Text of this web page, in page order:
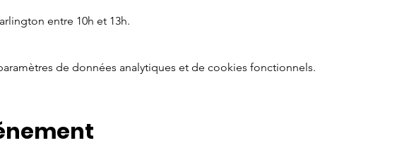
entre 10h et 13h.
de données analytiques et de cookies fonctionnels.